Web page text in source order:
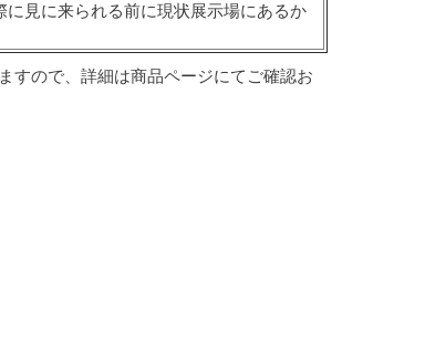
見に来られる前に現状展示場にあるか
すので、詳細は商品ページにてご確認お